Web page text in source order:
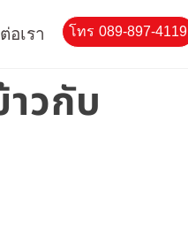
อเรา โทร 089-897-4119
วกับ